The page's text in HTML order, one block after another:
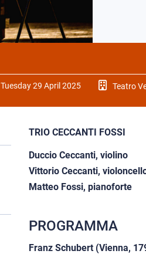
Tuesday 29 April 2025 Teatro
TRIO CECCANTI FOSSI
Duccio Ceccanti, violino
Vittorio Ceccanti,
Matteo Fossi, pianoforte
PROGRAMMA
Franz Schubert (Vienna,